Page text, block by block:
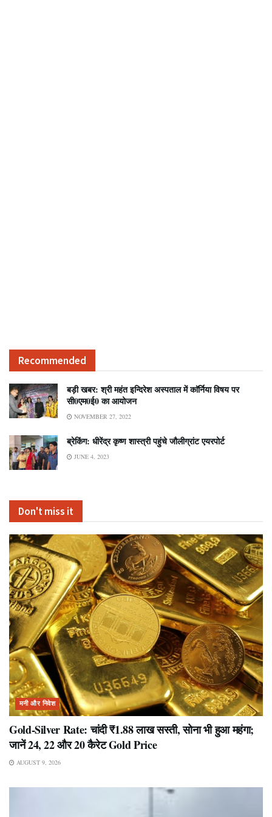
Recommended
बड़ी खबर: श्री महंत इन्दिरेश अस्पताल में काॅर्निया विषय पर
सी0एम0ई0 का आयोजन
NOVEMBER 27, 2022
ब्रेकिंग: धीरेंद्र कृष्ण शास्त्री पहुंचे जौलीग्रांट एयरपोर्ट
JUNE 4, 2023
Don't miss it
मनी और निवेश
Gold-Silver Rate: चांदी ₹1.88 लाख सस्ती, सोना भी हुआ महंगा;
जानें 24, 22 और 20 कैरेट Gold Price
AUGUST 9, 2026